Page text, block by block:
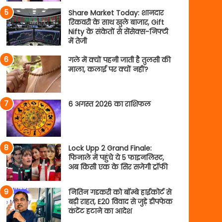
Share Market Today: शानदार
रिकवरी के साथ खुले बाजार, Gift
Nifty के संकेतों से सेंसेक्स-निफ्टी
में तेजी
गले में क्यों पहनी जाती है तुलसी की
माला, कलाई पर क्यों नहीं?
6 अगस्त 2026 का राशिफल
Lock Upp 2 Grand Finale:
फिनाले में पहुंचे ये 5 फाइनलिस्ट,
अब किसी एक के सिर सजेगी ट्रॉफी
नितिन गडकरी को बॉम्बे हाईकोर्ट से
बड़ी राहत, E20 विवाद से जुड़े डीपफेक
कंटेंट हटाने का आदेश